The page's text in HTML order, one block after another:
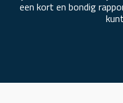
een kort en bondig